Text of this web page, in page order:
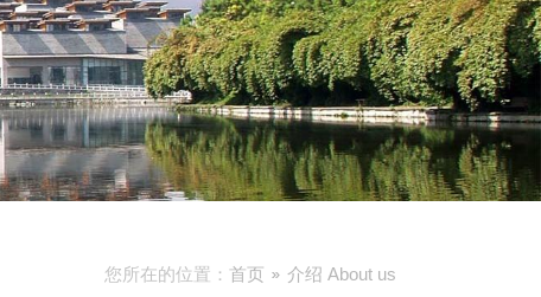
您所在的位置： 首页 介绍 About us